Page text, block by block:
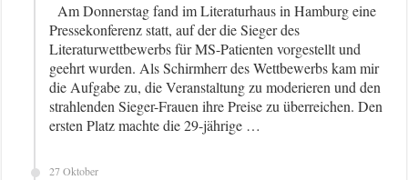
Am Donnerstag fand im Literaturhaus in Hamburg eine
Pressekonferenz statt, auf der die Sieger des
Literaturwettbewerbs für MS-Patienten vorgestellt und
geehrt wurden. Als Schirmherr des Wettbewerbs kam mir
die Aufgabe zu, die Veranstaltung zu moderieren und den
strahlenden Sieger-Frauen ihre Preise zu überreichen. Den
ersten Platz machte die 29-jährige …
27 Oktober